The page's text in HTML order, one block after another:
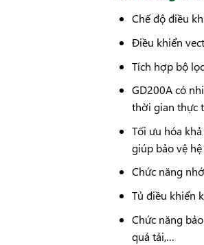
Chế độ điều
Điều khiển
Tích hợp bộ
GD200A có
thời gian thực
Tối ưu hóa
giúp bảo vệ
Chức năng
Tủ điều khiển
Chức năng
quá tải,…